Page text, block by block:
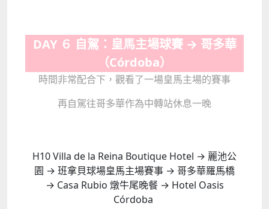
DAY ６ 自駕：皇馬主場球賽 → 哥多華
（Córdoba）
時間非常配合下，觀看了一場皇馬主場的賽事
再自駕往哥多華作為中轉站休息一晚
H10 Villa de la Reina Boutique Hotel → 麗池公
園 → 班拿貝球場皇馬主場賽事 → 哥多華羅馬橋
→ Casa Rubio 燉牛尾晚餐 → Hotel Oasis
Córdoba